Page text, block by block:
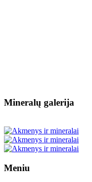
Mineralų galerija
Meniu